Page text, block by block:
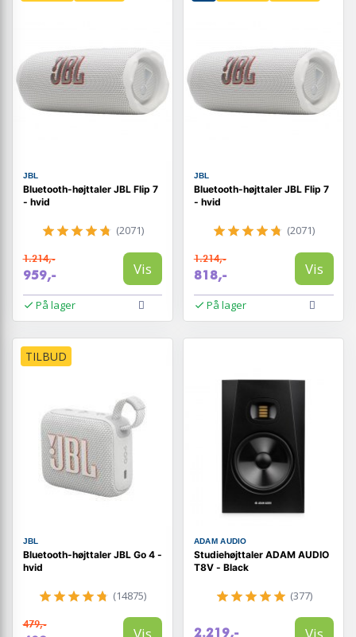
JBL
Bluetooth-højttaler JBL Flip 7
- hvid
(2071)
1.214,-
959,- Vis
På lager
JBL
Bluetooth-højttaler JBL Flip 7
- hvid
(2071)
1.214,-
818,- Vis
På lager
TILBUD
JBL
Bluetooth-højttaler JBL Go 4 -
hvid
(14875)
479,-
ADAM AUDIO
Studiehøjttaler ADAM AUDIO
T8V - Black
(377)
2.219,- Vis